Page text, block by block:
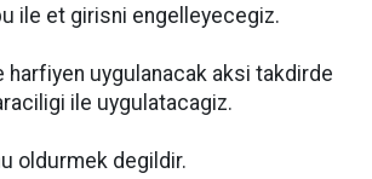
ile et girisni engelleyecegiz.
harfiyen uygulanacak aksi takdirde
ile uygulatacagiz.
oldurmek degildir.